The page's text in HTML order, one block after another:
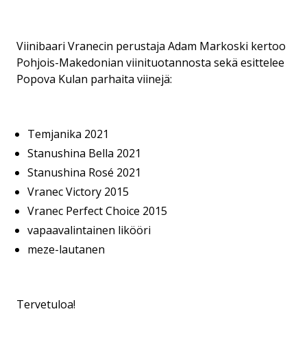
Viinibaari Vranecin perustaja Adam Markoski kertoo
Pohjois-Makedonian viinituotannosta sekä esittelee
Popova Kulan parhaita viinejä:
Temjanika 2021
Stanushina Bella 2021
Stanushina Rosé 2021
Vranec Victory 2015
Vranec Perfect Choice 2015
vapaavalintainen likööri
meze-lautanen
Tervetuloa!